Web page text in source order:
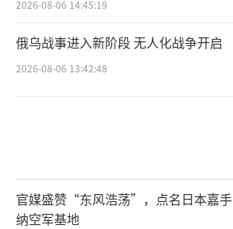
2026-08-06 14:45:19
俄乌战事进入新阶段 无人化战争开启
2026-08-06 13:42:48
官媒盛赞“东风浩荡”，点名日本嘉手
纳空军基地